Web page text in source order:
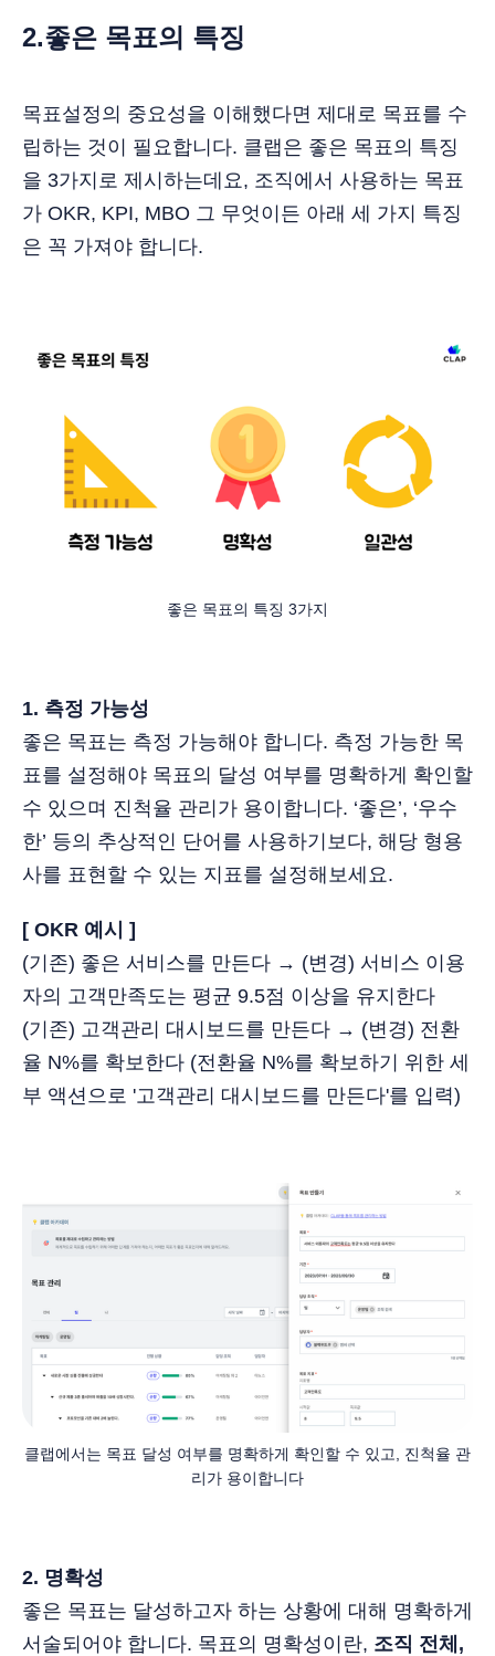
2.좋은 목표의 특징
목표설정의 중요성을 이해했다면 제대로 목표를 수
립하는 것이 필요합니다. 클랩은 좋은 목표의 특징
을 3가지로 제시하는데요, 조직에서 사용하는 목표
가 OKR, KPI, MBO 그 무엇이든 아래 세 가지 특징
은 꼭 가져야 합니다.
좋은 목표의 특징 3가지
1. 측정 가능성
좋은 목표는 측정 가능해야 합니다. 측정 가능한 목
표를 설정해야 목표의 달성 여부를 명확하게 확인할
수 있으며 진척율 관리가 용이합니다. ‘좋은’, ‘우수
한’ 등의 추상적인 단어를 사용하기보다, 해당 형용
사를 표현할 수 있는 지표를 설정해보세요.
[ OKR 예시 ]
(기존) 좋은 서비스를 만든다 → (변경) 서비스 이용
자의 고객만족도는 평균 9.5점 이상을 유지한다
(기존) 고객관리 대시보드를 만든다 → (변경) 전환
율 N%를 확보한다 (전환율 N%를 확보하기 위한 세
부 액션으로 '고객관리 대시보드를 만든다'를 입력)
클랩에서는 목표 달성 여부를 명확하게 확인할 수 있고, 진척율 관
리가 용이합니다
2. 명확성
좋은 목표는 달성하고자 하는 상황에 대해 명확하게
서술되어야 합니다. 목표의 명확성이란, 조직 전체,